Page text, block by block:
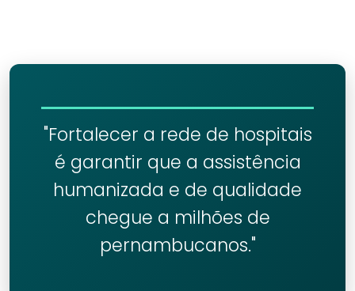
"Fortalecer a rede de hospitais
é garantir que a assistência
humanizada e de qualidade
chegue a milhões de
pernambucanos."